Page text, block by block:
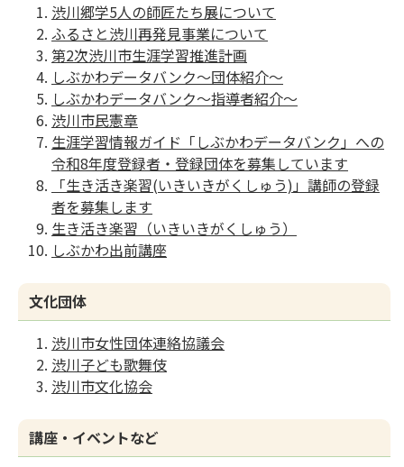
渋川郷学5人の師匠たち展について
ふるさと渋川再発見事業について
第2次渋川市生涯学習推進計画
しぶかわデータバンク〜団体紹介〜
しぶかわデータバンク〜指導者紹介〜
渋川市民憲章
生涯学習情報ガイド「しぶかわデータバンク」への
令和8年度登録者・登録団体を募集しています
「生き活き楽習(いきいきがくしゅう)」講師の登録
者を募集します
生き活き楽習（いきいきがくしゅう）
しぶかわ出前講座
文化団体
渋川市女性団体連絡協議会
渋川子ども歌舞伎
渋川市文化協会
講座・イベントなど